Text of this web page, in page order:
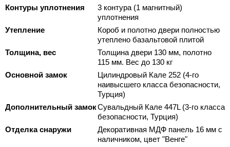
Контуры уплотнения
3 контура (1 магнитный)
уплотнения
Утепление
Короб и полотно двери полностью
утеплено базальтовой плитой
Толщина, вес
Толщина двери 130 мм, полотно
115 мм. Вес до 130 кг
Основной замок
Цилиндровый Кале 252 (4-го
наивысшего класса безопасности,
Турция)
Дополнительный замокСувальдный Кале 447L (3-го класса
безопасности, Турция)
Отделка снаружи
Декоративная МДФ панель 16 мм с
наличником, цвет "Венге"